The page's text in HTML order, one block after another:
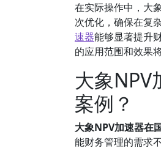
在实际操作中，大
次优化，确保在复
速器能够显著提升
的应用范围和效果
大象
案例？
大象NPV加速器在
能财务管理的需求